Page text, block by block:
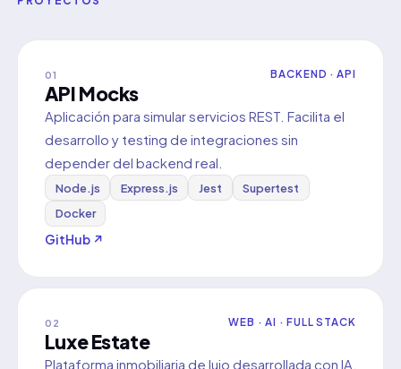
01 BACKEND · API
API Mocks
Aplicación para simular servicios REST. Facilita el
desarrollo y testing de integraciones sin
depender del backend real.
Node.js Express.js Jest
Supertest
Docker
GitHub ↗
02 WEB · AI · FULL STACK
Luxe Estate
Plataforma inmobiliaria de lujo desarrollada con IA,